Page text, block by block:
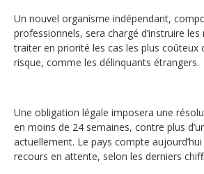
Un nouvel organisme indépendant,
professionnels, sera chargé d’instruire les
traiter en priorité les cas les plus coûteux
risque, comme les délinquants étrangers.
Une obligation légale imposera une
en moins de 24 semaines, contre plus
actuellement. Le pays compte
recours en attente, selon les derniers